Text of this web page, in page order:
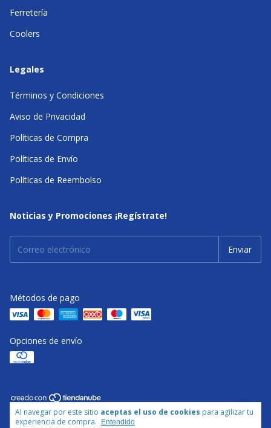
Al navegar por este sitio aceptas el uso de cookies para agilizar tu
experiencia de compra.
Entendido
Ferretería
Coolers
Legales
Términos y Condiciones
Aviso de Privacidad
Políticas de Compra
Políticas de Envío
Políticas de Reembolso
Noticias y Promociones ¡Regístrate!
Métodos de pago
Opciones de envío
Copyright BASA - 2026. Todos los derechos reservados.